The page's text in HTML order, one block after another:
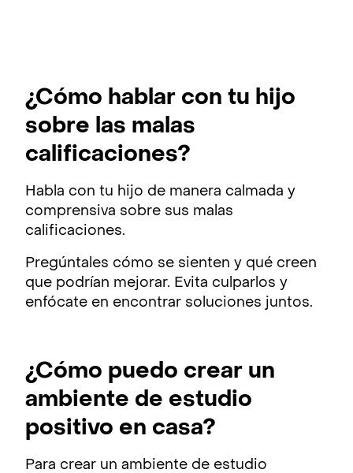
¿Cómo hablar con tu hijo
sobre las malas
calificaciones?
Habla con tu hijo de manera calmada y
comprensiva sobre sus malas
calificaciones.
Pregúntales cómo se sienten y qué creen
que podrían mejorar. Evita culparlos y
enfócate en encontrar soluciones juntos.
¿Cómo puedo crear un
ambiente de estudio
positivo en casa?
Para crear un ambiente de estudio